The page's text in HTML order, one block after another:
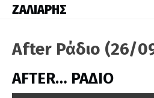
ΖΑΛΙΑΡΗΣ
After Ράδιο (26/
AFTER… ΡΑΔΙΟ